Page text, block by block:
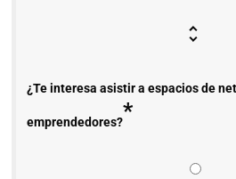
¿Te interesa asistir a espacios de
emprendedores?*